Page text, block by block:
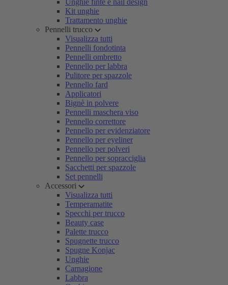
Unghie finte e nail design
Kit unghie
Trattamento unghie
Pennelli trucco
Visualizza tutti
Pennelli fondotinta
Pennelli ombretto
Pennello per labbra
Pulitore per spazzole
Pennello fard
Applicatori
Bignè in polvere
Pennelli maschera viso
Pennello correttore
Pennello per evidenziatore
Pennello per eyeliner
Pennello per polveri
Pennello per sopracciglia
Sacchetti per spazzole
Set pennelli
Accessori
Visualizza tutti
Temperamatite
Specchi per trucco
Beauty case
Palette trucco
Spugnette trucco
Spugne Konjac
Unghie
Carnagione
Labbra